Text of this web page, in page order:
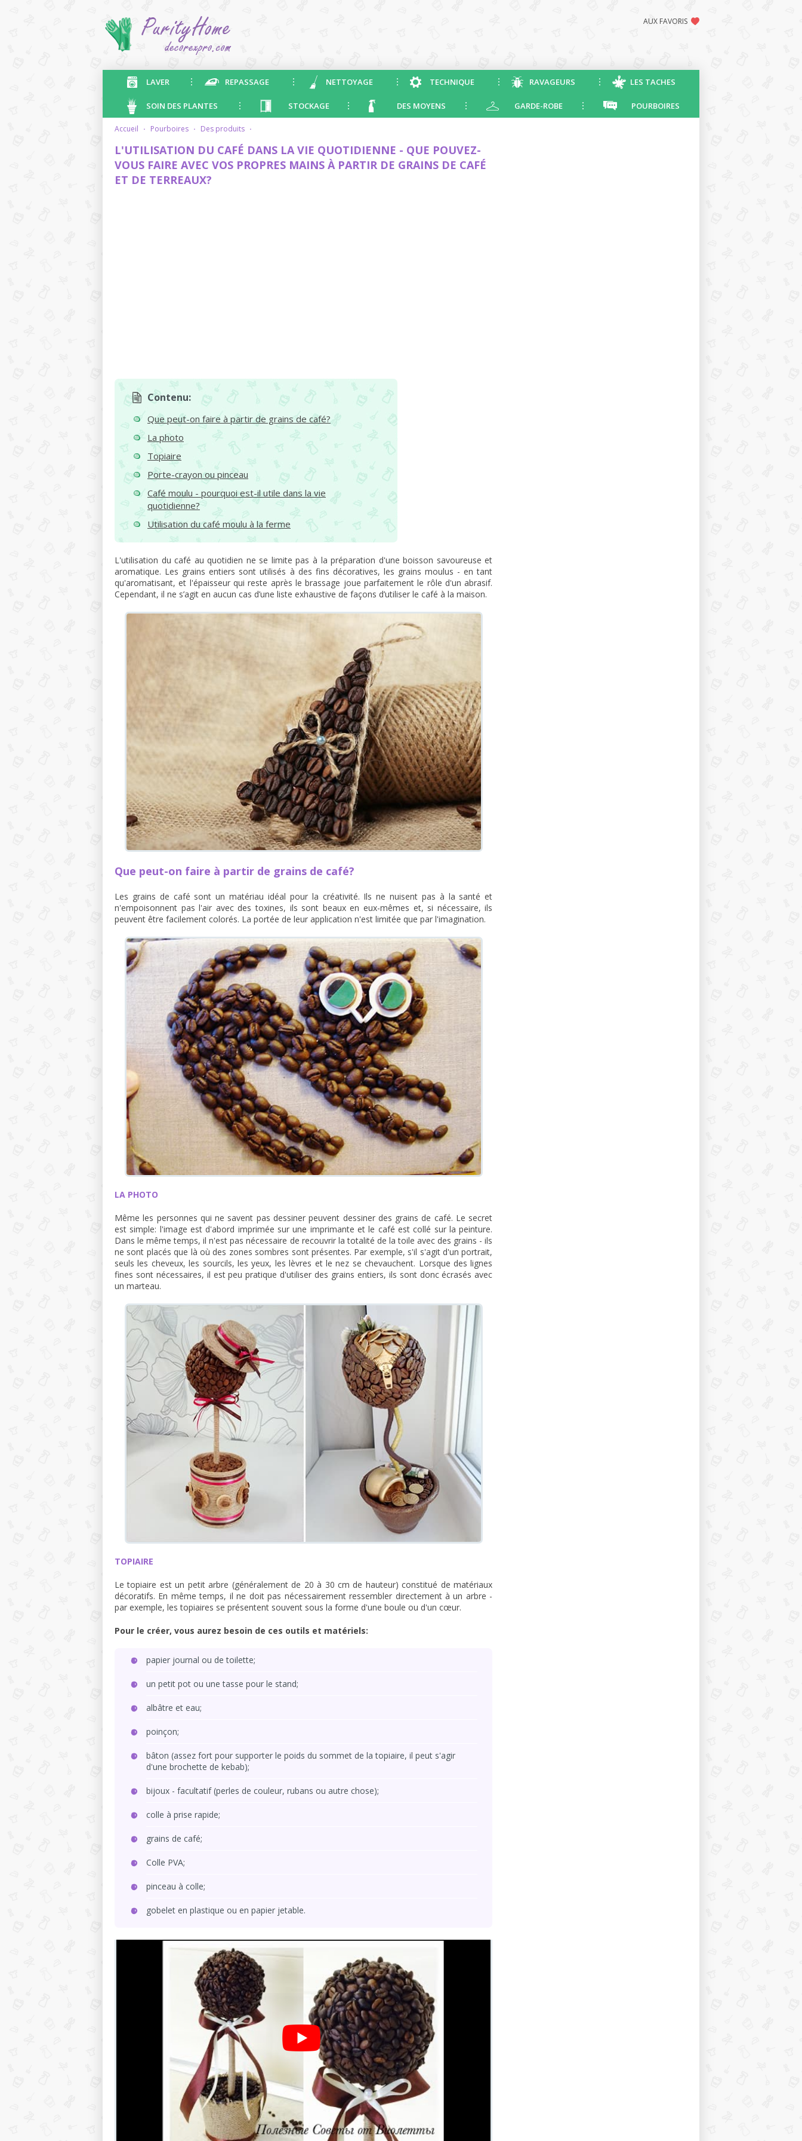
AUX FAVORIS
LAVER REPASSAGE NETTOYAGE TECHNIQUE RAVAGEURS LES TACHES
SOIN DES PLANTES STOCKAGE DES MOYENS GARDE-ROBE POURBOIRES
accueil · pourboires · des produits ·
L'UTILISATION DU CAFÉ DANS LA VIE QUOTIDIENNE - QUE POUVEZ-
VOUS FAIRE AVEC VOS PROPRES MAINS À PARTIR DE GRAINS DE CAFÉ
ET DE TERREAUX?
Contenu:
Que peut-on faire à partir de grains de café?
La photo
Topiaire
Porte-crayon ou pinceau
Café moulu - pourquoi est-il utile dans la vie
quotidienne?
Utilisation du café moulu à la ferme
L'utilisation du café au quotidien ne se limite pas à la préparation d'une boisson savoureuse et
aromatique. Les grains entiers sont utilisés à des fins décoratives, les grains moulus - en tant
qu'aromatisant, et l'épaisseur qui reste après le brassage joue parfaitement le rôle d'un abrasif.
Cependant, il ne s’agit en aucun cas d’une liste exhaustive de façons d’utiliser le café à la maison.
Que peut-on faire à partir de grains de café?
Les grains de café sont un matériau idéal pour la créativité. Ils ne nuisent pas à la santé et
n'empoisonnent pas l'air avec des toxines, ils sont beaux en eux-mêmes et, si nécessaire, ils
peuvent être facilement colorés. La portée de leur application n'est limitée que par l'imagination.
LA PHOTO
Même les personnes qui ne savent pas dessiner peuvent dessiner des grains de café. Le secret
est simple: l'image est d'abord imprimée sur une imprimante et le café est collé sur la peinture.
Dans le même temps, il n'est pas nécessaire de recouvrir la totalité de la toile avec des grains - ils
ne sont placés que là où des zones sombres sont présentes. Par exemple, s'il s'agit d'un portrait,
seuls les cheveux, les sourcils, les yeux, les lèvres et le nez se chevauchent. Lorsque des lignes
fines sont nécessaires, il est peu pratique d'utiliser des grains entiers, ils sont donc écrasés avec
un marteau.
TOPIAIRE
Le topiaire est un petit arbre (généralement de 20 à 30 cm de hauteur) constitué de matériaux
décoratifs. En même temps, il ne doit pas nécessairement ressembler directement à un arbre -
par exemple, les topiaires se présentent souvent sous la forme d'une boule ou d'un cœur.
Pour le créer, vous aurez besoin de ces outils et matériels:
papier journal ou de toilette;
un petit pot ou une tasse pour le stand;
albâtre et eau;
poinçon;
bâton (assez fort pour supporter le poids du sommet de la topiaire, il peut s'agir
d'une brochette de kebab);
bijoux - facultatif (perles de couleur, rubans ou autre chose);
colle à prise rapide;
grains de café;
Colle PVA;
pinceau à colle;
gobelet en plastique ou en papier jetable.